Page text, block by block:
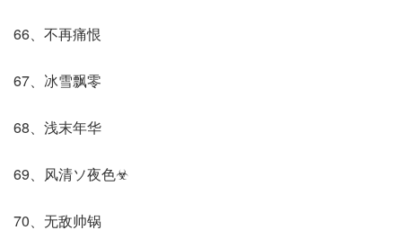
66、不再痛恨
67、冰雪飘零
68、浅末年华
69、风清ソ夜色☣
70、无敌帅锅